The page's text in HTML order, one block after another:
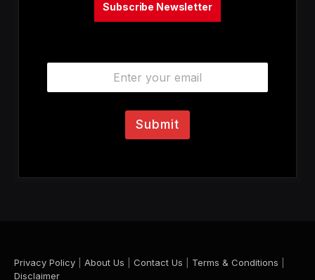
Subscribe Newsletter
E
a
Submit
Privacy Policy About Us Contact Us Terms & Conditions
Disclaimer